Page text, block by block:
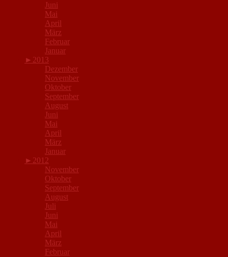
Juni
Mai
April
März
Februar
Januar
► 2013
Dezember
November
Oktober
September
August
Juni
Mai
April
März
Januar
► 2012
November
Oktober
September
August
Juli
Juni
Mai
April
März
Februar